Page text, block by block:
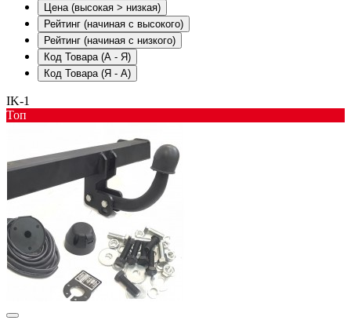
Цена (высокая > низкая)
Рейтинг (начиная с высокого)
Рейтинг (начиная с низкого)
Код Товара (А - Я)
Код Товара (Я - А)
IK-1
Toп